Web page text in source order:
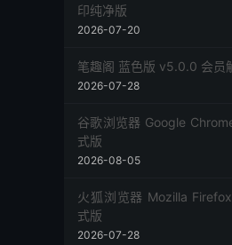
印纯净版
2026-07-20
笔趣阁 蓝色版 v5.0.0 会员
2026-07-28
谷歌浏览器 Google
式版
2026-08-05
火狐浏览器 Mozilla
式版
2026-07-28